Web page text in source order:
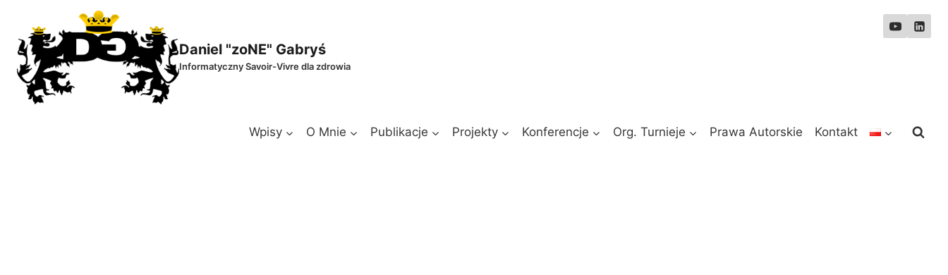
treści
Daniel "zoNE" Gabryś
Informatyczny Savoir-Vivre dla zdrowia
Wpisy O Mnie Publikacje Projekty Konferencje Org. Turnieje Prawa Autorskie Kontakt